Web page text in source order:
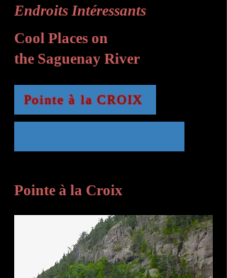
Endroits Intéressants
Cool Places on
the Saguenay River
Pointe à la CROIX
Pointe à la Croix